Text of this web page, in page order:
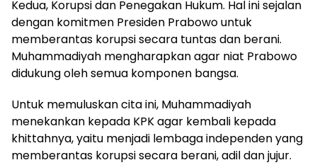
Kedua, Korupsi dan Penegakan Hukum. Hal ini sejalan
dengan komitmen Presiden Prabowo untuk
memberantas korupsi secara tuntas dan berani.
Muhammadiyah mengharapkan agar niat Prabowo
didukung oleh semua komponen bangsa.
Untuk memuluskan cita ini, Muhammadiyah
menekankan kepada KPK agar kembali kepada
khittahnya, yaitu menjadi lembaga independen yang
memberantas korupsi secara berani, adil dan jujur.